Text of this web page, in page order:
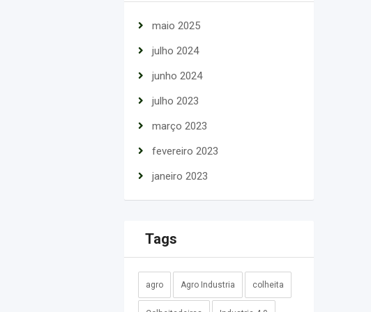
maio 2025
julho 2024
junho 2024
julho 2023
março 2023
fevereiro 2023
janeiro 2023
Tags
agro Agro Industria colheita